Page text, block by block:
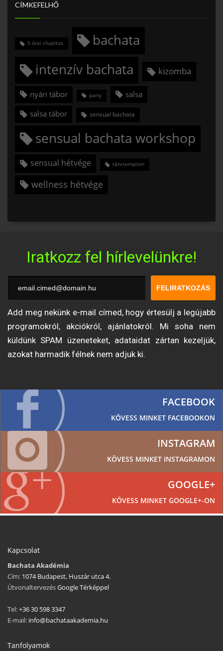
CÍMKEFELHŐ
5 órai chupitos bachata
intenzív bachata kizomba
nyári tábor party
salsa
salsa tábor
sensual bachata
sensual bachata workshop
sensual hétvége tánctemplom
wellness hétvége
Iratkozz fel hírlevelünkre!
FELIRATKOZÁS
Add meg nekünk e-mail címed, hogy értesülj a legújabb
programokról, akciókról, ajánlatokról. Mi soha nem
küldünk SPAM üzeneteket, adataidat zártan kezeljük,
azokat harmadik félnek nem adjuk ki.
FACEBOOK
KÖVESS MINKET FACEBOOKON
INSTAGRAM
KÖVESS MINKET INSTAGRAMON
GOOGLE+
KÖVESS MINKET GOOGLE+-ON
Kapcsolat
Bachata Akadémia
Cím: 1074 Budapest, Huszár utca 4.
ÚtvonaltervezésGoogle Térképpel
Tel:+36 30 598 3347
E-mail: info@bachataakademia.hu
Tanfolyamok